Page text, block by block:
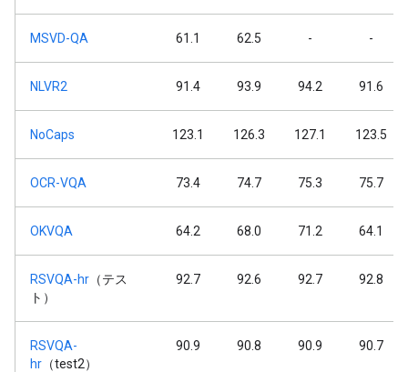
MSVD-QA 61.1 62.5 - -
NLVR2 91.4 93.9 94.2 91.6
NoCaps 123.1 126.3 127.1 123.5
OCR-VQA 73.4 74.7 75.3 75.7
OKVQA 64.2 68.0 71.2 64.1
RSVQA-hr （テス
ト）
92.7 92.6 92.7 92.8
RSVQA-
hr （test2）
90.9 90.8 90.9 90.7